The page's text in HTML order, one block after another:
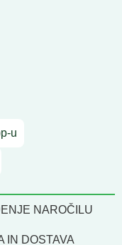
u
NAROČILU
IN DOSTAVA